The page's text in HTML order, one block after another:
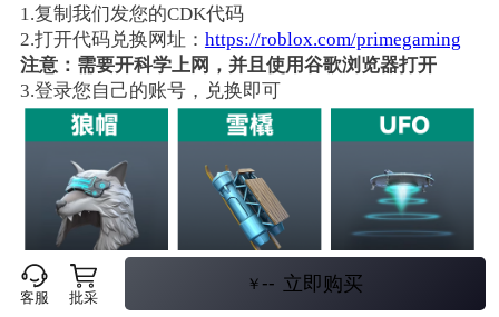
1.复制我们发您的CDK代码
2.打开代码兑换网址： https://roblox.com/primegaming
注意：需要开科学上网，并且使用谷歌浏览器打开
3.登录您自己的账号，兑换即可
客服 批采
￥ -- 立即购买